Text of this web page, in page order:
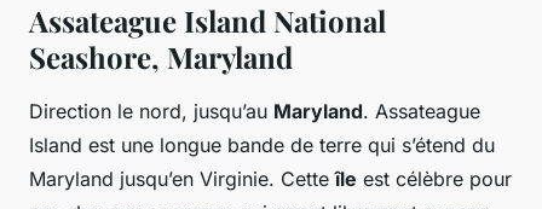
Assateague Island National
Seashore, Maryland
Direction le nord, jusqu’au Maryland. Assateague
Island est une longue bande de terre qui s’étend du
Maryland jusqu’en Virginie. Cetteîle est célèbre pour